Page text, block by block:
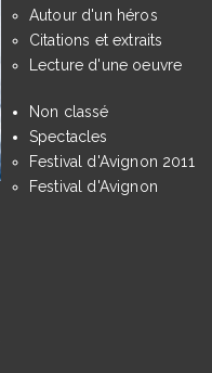
Autour d'un héros
Citations et extraits
Lecture d'une oeuvre
Non classé
Spectacles
Festival d'Avignon 2011
Festival d'Avignon